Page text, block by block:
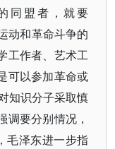
同盟者，就要
动和革命斗争的
工作者、艺术工
可以参加革命或
知识分子采取慎
调要分别情况，
毛泽东进一步指